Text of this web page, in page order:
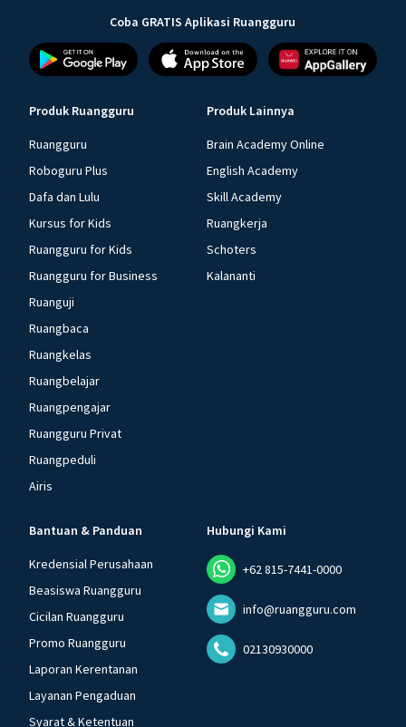
Coba GRATIS Aplikasi Ruangguru
Produk Ruangguru
Ruangguru
Roboguru Plus
Dafa dan Lulu
Kursus for Kids
Ruangguru for Kids
Ruangguru for Business
Ruanguji
Ruangbaca
Ruangkelas
Ruangbelajar
Ruangpengajar
Ruangguru Privat
Ruangpeduli
Airis
Produk Lainnya
Brain Academy Online
English Academy
Skill Academy
Ruangkerja
Schoters
Kalananti
Bantuan & Panduan
Kredensial Perusahaan
Beasiswa Ruangguru
Cicilan Ruangguru
Promo Ruangguru
Laporan Kerentanan
Layanan Pengaduan
Syarat & Ketentuan
Hubungi Kami
+62 815-7441-0000
info@ruangguru.com
02130930000